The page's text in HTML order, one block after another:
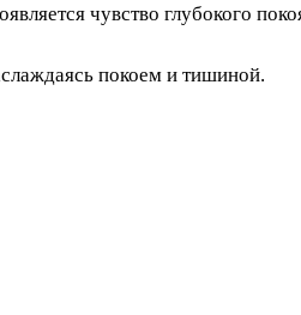
чувство глубокого
покоем и тишиной.